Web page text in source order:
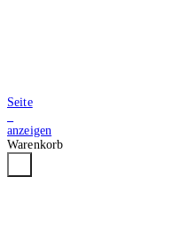
Seite
anzeigen
Warenkorb